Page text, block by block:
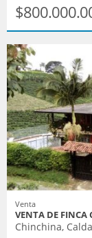
Venta
VENTA DE FINCA
Chinchina,